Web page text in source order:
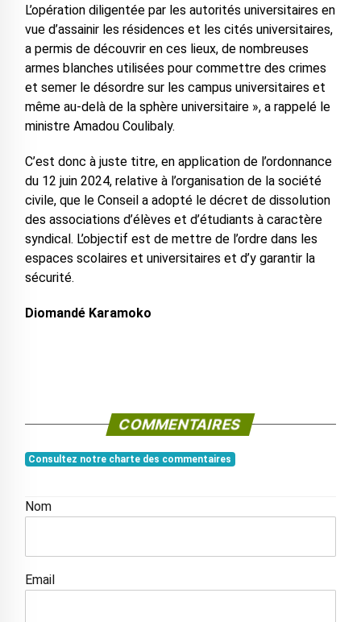
L’opération diligentée par les autorités universitaires en
vue d’assainir les résidences et les cités universitaires,
a permis de découvrir en ces lieux, de nombreuses
armes blanches utilisées pour commettre des crimes
et semer le désordre sur les campus universitaires et
même au-delà de la sphère universitaire », a rappelé le
ministre Amadou Coulibaly.
C’est donc à juste titre, en application de l’ordonnance
du 12 juin 2024, relative à l’organisation de la société
civile, que le Conseil a adopté le décret de dissolution
des associations d’élèves et d’étudiants à caractère
syndical. L’objectif est de mettre de l’ordre dans les
espaces scolaires et universitaires et d’y garantir la
sécurité.
Diomandé Karamoko
COMMENTAIRES
Consultez notre charte des commentaires
Nom
Email